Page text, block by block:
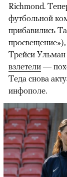
Richmond.
футбольной
прибавились
Трейси Ульман
взлетели —
Теда снова
инфополе.